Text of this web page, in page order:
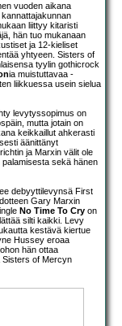
vuoden aikana
kannattajakunnan
liittyy kitaristi
hän tuo mukanaan
ja 12-kieliset
yhtyeen. Sisters of
tyylin gothicrock
ia muistuttavaa -
liikkuessa usein sielua
levytyssopimus on
mutta jotain on
keikkaillut ahkerasti
äänittänyt
ja Marxin välit ole
palamisesta sekä hänen
debyyttilevynsä First
Gary Marxin
No Time To Cry on
silti kaikki. Levy
kestävä kiertue
Hussey eroaa
hän ottaa
Sisters of Mercyn